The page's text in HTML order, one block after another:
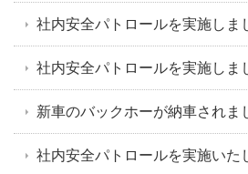
社内安全パトロールを実施しま
社内安全パトロールを実施しま
新車のバックホーが納車されま
社内安全パトロールを実施いた